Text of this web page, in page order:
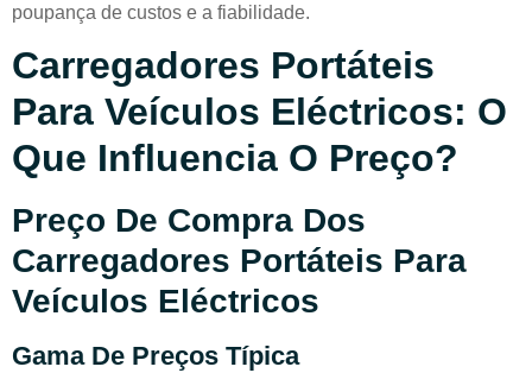
poupança de custos e a fiabilidade.
Carregadores Portáteis
Para Veículos Eléctricos: O
Que Influencia O Preço?
Preço De Compra Dos
Carregadores Portáteis Para
Veículos Eléctricos
Gama De Preços Típica